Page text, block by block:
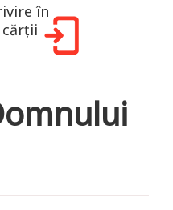
în